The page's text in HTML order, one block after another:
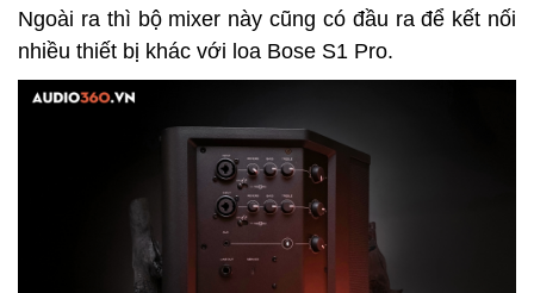
Ngoài ra thì bộ mixer này cũng có đầu ra để kết nối
nhiều thiết bị khác với loa Bose S1 Pro.